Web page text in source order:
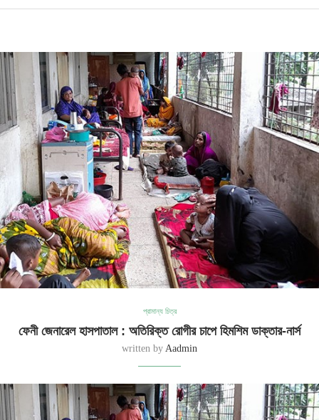
প্রামান্য চিত্র
ফেনী জেনারেল হাসপাতাল : অতিরিক্ত রোগীর চাপে হিমশিম ডাক্তার-নার্স
written by Aadmin